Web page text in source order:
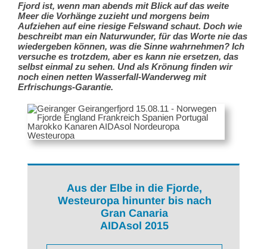
Fjord ist, wenn man abends mit Blick auf das weite
Meer die Vorhänge zuzieht und morgens beim
Aufziehen auf eine riesige Felswand schaut. Doch wie
beschreibt man ein Naturwunder, für das Worte nie das
wiedergeben können, was die Sinne wahrnehmen? Ich
versuche es trotzdem, aber es kann nie ersetzen, das
selbst einmal zu sehen. Und als Krönung finden wir
noch einen netten Wasserfall-Wanderweg mit
Erfrischungs-Garantie.
Aus der Elbe in die Fjorde,
Westeuropa hinunter bis nach
Gran Canaria
AIDAsol 2015